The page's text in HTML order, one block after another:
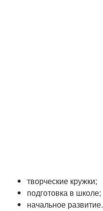
творческие кружки;
подготовка в школе;
начальное развитие.